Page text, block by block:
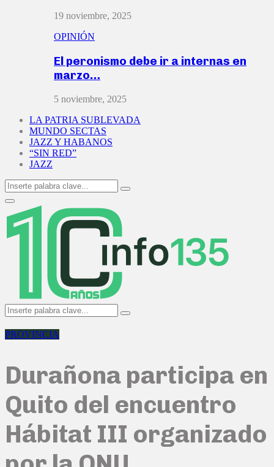
19 noviembre, 2025
OPINIÓN
El peronismo debe ir a internas en
marzo…
5 noviembre, 2025
LA PATRIA SUBLEVADA
MUNDO SECTAS
JAZZ Y HABANOS
“SIN RED”
JAZZ
Search
for:
Search
Primary
Menu
Search
for:
Search
PROVINCIA
Durañona participa en
Quito del encuentro
Hábitat III organizado